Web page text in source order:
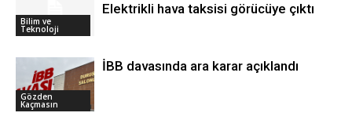
Bilim ve
Teknoloji
Elektrikli hava taksisi görücüye çıktı
Gözden
Kaçmasın
İBB davasında ara karar açıklandı